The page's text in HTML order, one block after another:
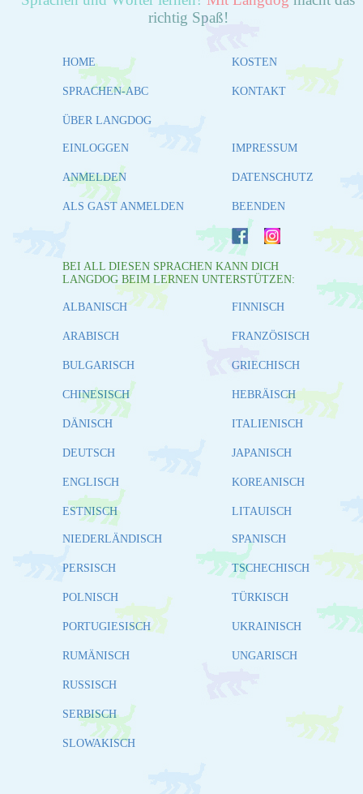
richtig Spaß!
HOME
SPRACHEN-ABC
ÜBER LANGDOG
KOSTEN
KONTAKT
EINLOGGEN
ANMELDEN
ALS GAST ANMELDEN
IMPRESSUM
DATENSCHUTZ
BEENDEN
BEI ALL DIESEN SPRACHEN KANN DICH
LANGDOG BEIM LERNEN UNTERSTÜTZEN:
ALBANISCH
ARABISCH
BULGARISCH
CHINESISCH
DÄNISCH
DEUTSCH
ENGLISCH
ESTNISCH
FINNISCH
FRANZÖSISCH
GRIECHISCH
HEBRÄISCH
ITALIENISCH
JAPANISCH
KOREANISCH
LITAUISCH
NIEDERLÄNDISCH
PERSISCH
POLNISCH
PORTUGIESISCH
RUMÄNISCH
RUSSISCH
SERBISCH
SLOWAKISCH
SPANISCH
TSCHECHISCH
TÜRKISCH
UKRAINISCH
UNGARISCH